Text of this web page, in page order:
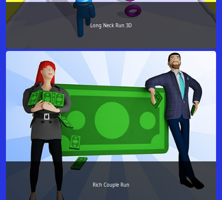
Long Neck Run 3D
Rich Couple Run